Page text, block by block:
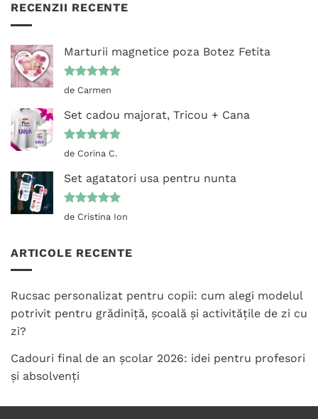
RECENZII RECENTE
Marturii magnetice poza Botez Fetita
Evaluat la
de Carmen
Set cadou majorat, Tricou + Cana
Evaluat la
de Corina C.
Set agatatori usa pentru nunta
Evaluat la
de Cristina Ion
ARTICOLE RECENTE
Rucsac personalizat pentru copii: cum alegi modelul
potrivit pentru grădiniță, școală și activitățile de zi cu
zi?
Cadouri final de an școlar 2026: idei pentru profesori
și absolvenți